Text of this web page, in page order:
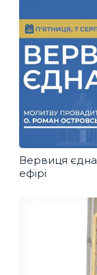
Вервиця
ефірі